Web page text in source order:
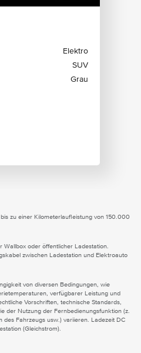
Elektro
SUV
Grau
zu einer Kilometerlaufleistung von 150.000
Wallbox oder öffentlicher Ladestation.
zwischen Ladestation und Elektroauto
von diversen Bedingungen, wie
verfügbarer Leistung und
Vorschriften, technische Standards,
der Nutzung der Fernbedienungsfunktion (z.
des Fahrzeugs usw.) variieren. Ladezeit DC
(Gleichstrom).